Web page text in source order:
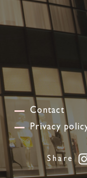
Contact
Privacy
Share